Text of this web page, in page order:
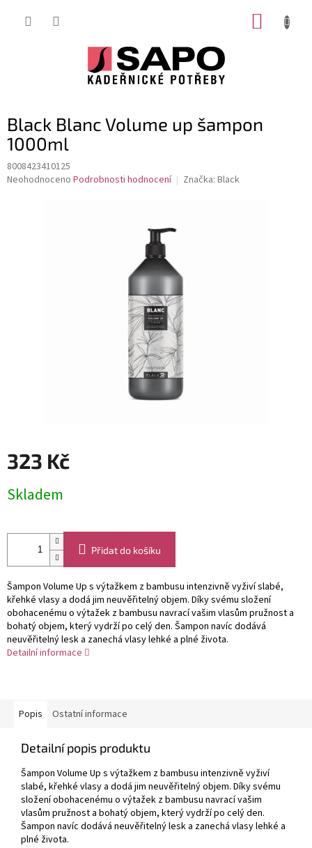
Black Blanc Volume up šampon
1000ml
8008423410125
Průměrné
Neohodnoceno Podrobnosti hodnocení Značka: Black
323 Kč
cena:
Skladem
Přidat do košíku
Šampon Volume Up s výtažkem z bambusu intenzivně vyživí slabé,
křehké vlasy a dodá jim neuvěřitelný objem. Díky svému složení
obohacenému o výtažek z bambusu navrací vašim vlasům pružnost a
bohatý objem, který vydrží po celý den. Šampon navíc dodává
neuvěřitelný lesk a zanechá vlasy lehké a plné života.
Detailní informace
Popis Ostatní informace
Detailní popis produktu
Šampon Volume Up s výtažkem z bambusu intenzivně vyživí
slabé, křehké vlasy a dodá jim neuvěřitelný objem. Díky svému
složení obohacenému o výtažek z bambusu navrací vašim
vlasům pružnost a bohatý objem, který vydrží po celý den.
Šampon navíc dodává neuvěřitelný lesk a zanechá vlasy lehké a
plné života.